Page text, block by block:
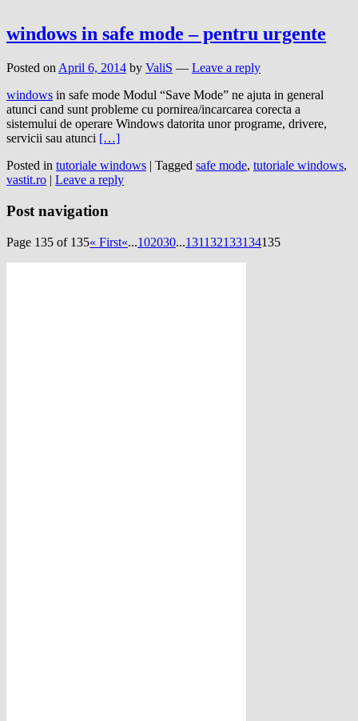
windows in safe mode – pentru urgente
Posted on April 6, 2014 by ValiS — Leave a reply
windows in safe mode Modul “Save Mode” ne ajuta in general
atunci cand sunt probleme cu pornirea/incarcarea corecta a
sistemului de operare Windows datorita unor programe, drivere,
servicii sau atunci […]
Posted in tutoriale windows | Tagged safe mode, tutoriale windows,
vastit.ro | Leave a reply
Post navigation
Page 135 of 135« First«...102030...131132133134135